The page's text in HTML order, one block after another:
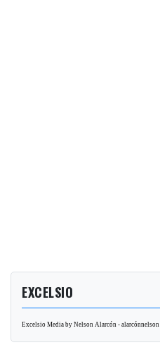
EXCELSIO
Excelsio Media by Nelson Alarcón - alarcónnelson